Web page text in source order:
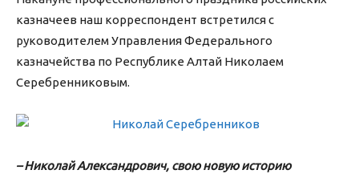
казначеев наш корреспондент встретился с
руководителем Управления Федерального
казначейства по Республике Алтай Николаем
Серебренниковым.
– Николай Александрович, свою новую историю